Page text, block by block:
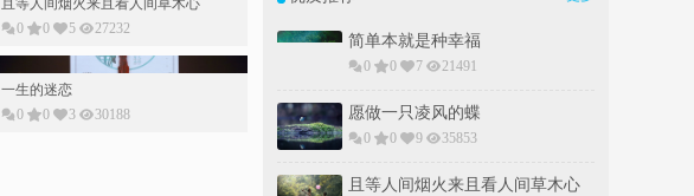
且等人间烟火来且看人间草木心
0
0 5 27232
一生的迷恋
0
0 3 30188
简单本就是种幸福
0 0 7 21491
愿做一只凌风的蝶
0 0 9 35853
且等人间烟火来且看人间草木心